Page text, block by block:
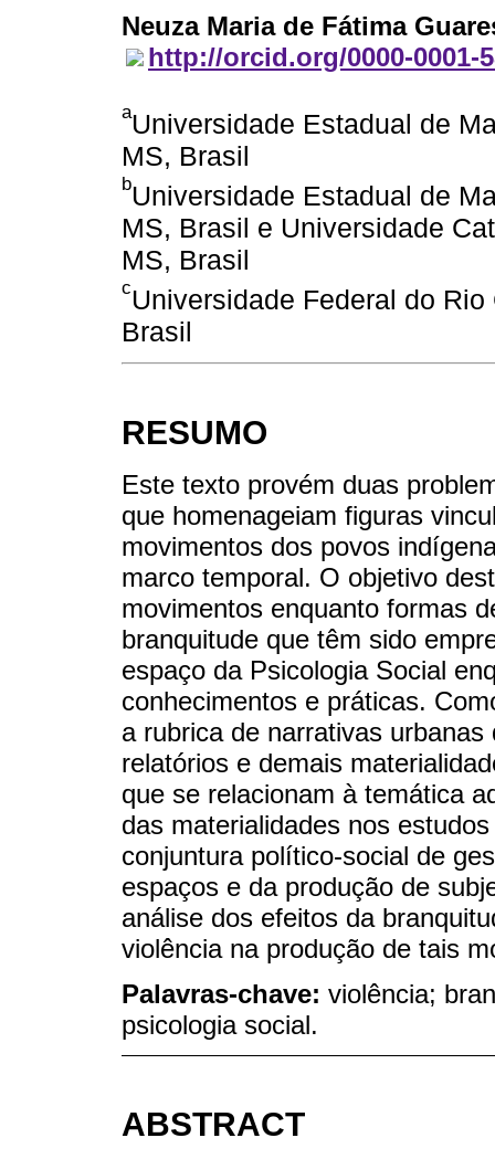
Neuza Maria de Fátima
http://orcid.org/0000-0001-
aUniversidade Estadual de
MS, Brasil
bUniversidade Estadual de
MS, Brasil e Universidade
MS, Brasil
cUniversidade Federal do
Brasil
RESUMO
Este texto provém duas
que homenageiam figuras
movimentos dos povos
marco temporal. O objetivo
movimentos enquanto formas
branquitude que têm sido
espaço da Psicologia Social
conhecimentos e práticas.
a rubrica de narrativas
relatórios e demais
que se relacionam à temática
das materialidades nos
conjuntura político-social de
espaços e da produção de
análise dos efeitos da
violência na produção de tais
Palavras-chave: violência;
psicologia social.
ABSTRACT